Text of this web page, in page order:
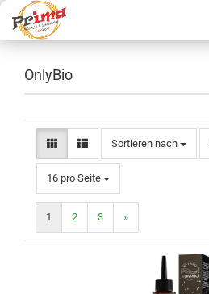
OnlyBio
Sortieren nach
Sortieren nach
16 pro Seite
pro Seite
1 2 3 »